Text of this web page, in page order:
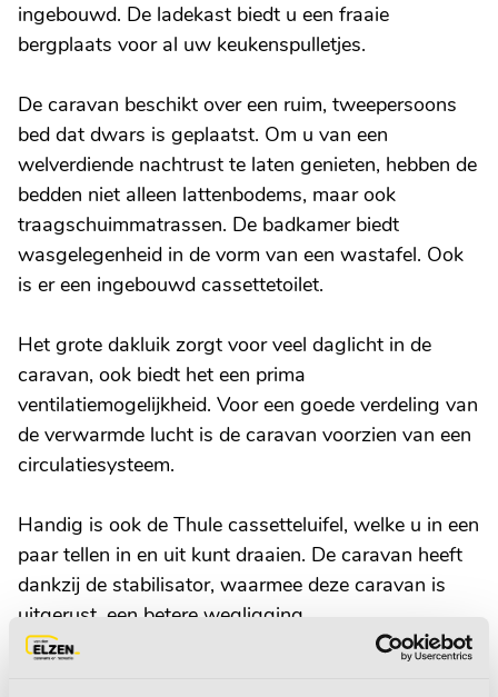
ingebouwd. De ladekast biedt u een fraaie
bergplaats voor al uw keukenspulletjes.
De caravan beschikt over een ruim, tweepersoons
bed dat dwars is geplaatst. Om u van een
welverdiende nachtrust te laten genieten, hebben de
bedden niet alleen lattenbodems, maar ook
traagschuimmatrassen. De badkamer biedt
wasgelegenheid in de vorm van een wastafel. Ook
is er een ingebouwd cassettetoilet.
Het grote dakluik zorgt voor veel daglicht in de
caravan, ook biedt het een prima
ventilatiemogelijkheid. Voor een goede verdeling van
de verwarmde lucht is de caravan voorzien van een
circulatiesysteem.
Handig is ook de Thule cassetteluifel, welke u in een
paar tellen in en uit kunt draaien. De caravan heeft
dankzij de stabilisator, waarmee deze caravan is
uitgerust, een betere wegligging.